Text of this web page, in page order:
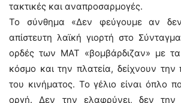
τακτικές και αναπροσαρμογές.
Το σύνθημα «Δεν φεύγουμε αν
απίστευτη λαϊκή γιορτή στο
ορδές των ΜΑΤ «βομβάρδιζαν» με
κόσμο και την πλατεία, δείχνουν
του κινήματος. Το γέλιο είναι όπλο
οργή. Δεν την ελαφρύνει, δεν την